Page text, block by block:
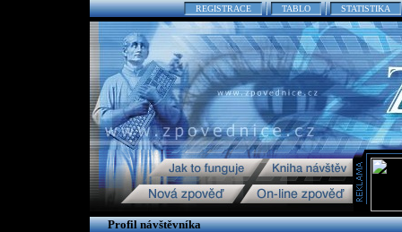
REGISTRACE TABLO STATISTIKA
Profil návštěvníka